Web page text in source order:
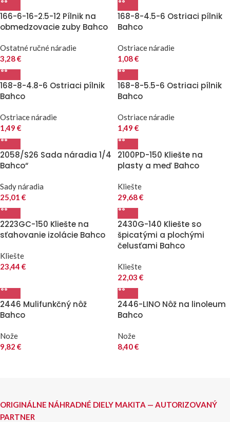
166-6-16-2.5-12 Pílnik na
obmedzovacie zuby Bahco
Ostatné ručné náradie
3,28€
168-8-4.5-6 Ostriaci pílnik
Bahco
Ostriace náradie
1,08€
168-8-4.8-6 Ostriaci pílnik
Bahco
Ostriace náradie
1,49 €
168-8-5.5-6 Ostriaci pílnik
Bahco
Ostriace náradie
1,49 €
2058/S26 Sada náradia 1/4
Bahco“
Sady náradia
25,01 €
2100PD-150 Kliešte na
plasty a meď Bahco
Kliešte
29,68€
2223GC-150 Kliešte na
sťahovanie izolácie Bahco
Kliešte
23,44 €
2430G-140 Kliešte so
špicatými a plochými
čelusťami Bahco
Kliešte
22,03 €
2446 Mulifunkčný nôž
Bahco
Nože
9,82 €
2446-LINO Nôž na linoleum
Bahco
Nože
8,40€
ORIGINÁLNE NÁHRADNÉ DIELY MAKITA — AUTORIZOVANÝ
PARTNER